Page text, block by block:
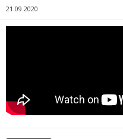
21.09.2020